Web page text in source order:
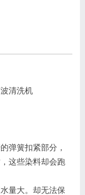
清洗机
弹簧扣紧部分，
这些染料却会跑
量大。却无法保